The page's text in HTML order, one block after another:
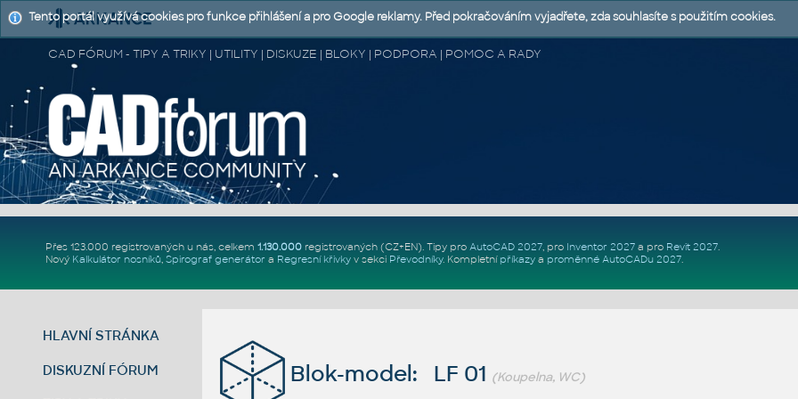
CAD FÓRUM - TIPY A TRIKY | UTILITY | DISKUZE | BLOKY | PODPORA | POMOC A RADY
Přes 123.000 registrovaných u nás, celkem 1.130.000registrovaných (CZ+EN). Tipy pro AutoCAD 2027, pro Inventor 2027a pro Revit 2027.
Nový Kalkulátor nosníků, Spirograf generátor a Regresní křivkyv sekci Převodníky. Kompletní příkazya proměnné AutoCADu 2027.
HLAVNÍ STRÁNKA
DISKUZNÍ FÓRUM Blok-model: LF 01 (Koupelna, WC)
Tento portál využívá cookies pro funkce přihlášení a pro Google reklamy. Před pokračováním vyjadřete, zda souhlasíte s použitím cookies.